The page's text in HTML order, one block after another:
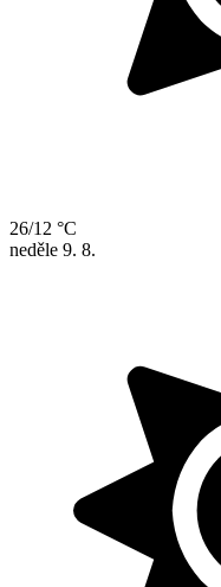
26/12 °C
neděle 9. 8.